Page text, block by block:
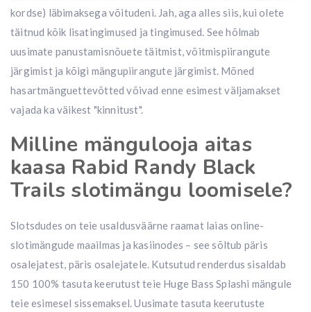
kordse) läbimaksega võitudeni. Jah, aga alles siis, kui olete
täitnud kõik lisatingimused ja tingimused. See hõlmab
uusimate panustamisnõuete täitmist, võitmispiirangute
järgimist ja kõigi mängupiirangute järgimist. Mõned
hasartmänguettevõtted võivad enne esimest väljamakset
vajada ka väikest "kinnitust".
Milline mängulooja aitas
kaasa Rabid Randy Black
Trails slotimängu loomisele?
Slotsdudes on teie usaldusväärne raamat laias online-
slotimängude maailmas ja kasiinodes – see sõltub päris
osalejatest, päris osalejatele. Kutsutud renderdus sisaldab
150 100% tasuta keerutust teie Huge Bass Splashi mängule
teie esimesel sissemaksel. Uusimate tasuta keerutuste